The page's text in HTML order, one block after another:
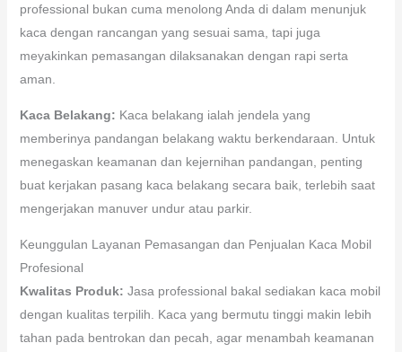
professional bukan cuma menolong Anda di dalam menunjuk
kaca dengan rancangan yang sesuai sama, tapi juga
meyakinkan pemasangan dilaksanakan dengan rapi serta
aman.
Kaca Belakang: Kaca belakang ialah jendela yang
memberinya pandangan belakang waktu berkendaraan. Untuk
menegaskan keamanan dan kejernihan pandangan, penting
buat kerjakan pasang kaca belakang secara baik, terlebih saat
mengerjakan manuver undur atau parkir.
Keunggulan Layanan Pemasangan dan Penjualan Kaca Mobil
Profesional
Kwalitas Produk: Jasa professional bakal sediakan kaca mobil
dengan kualitas terpilih. Kaca yang bermutu tinggi makin lebih
tahan pada bentrokan dan pecah, agar menambah keamanan